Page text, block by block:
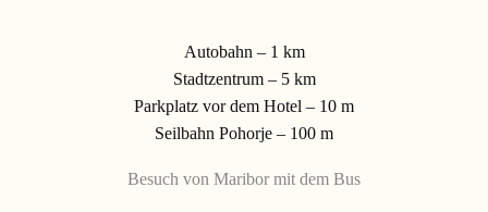
Autobahn – 1 km
Stadtzentrum – 5 km
Parkplatz vor dem Hotel – 10 m
Seilbahn Pohorje – 100 m
Besuch von Maribor mit dem Bus